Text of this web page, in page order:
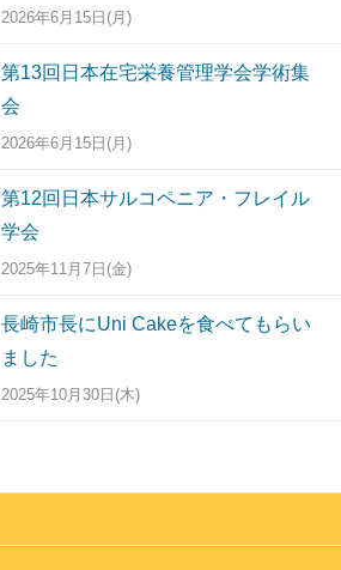
2026年6月15日(月)
第13回日本在宅栄養管理学会学術集
会
2026年6月15日(月)
第12回日本サルコペニア・フレイル
学会
2025年11月7日(金)
長崎市長にUni Cakeを食べてもらい
ました
2025年10月30日(木)